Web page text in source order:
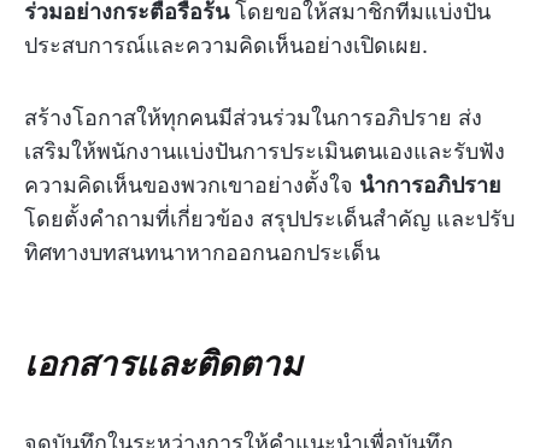
ร่วมอย่างกระตือรือร้นโดยขอให้สมาชิกทีมแบ่งปัน
ประสบการณ์และความคิดเห็นอย่างเปิดเผย.
สร้างโอกาสให้ทุกคนมีส่วนร่วมในการอภิปราย ส่ง
เสริมให้พนักงานแบ่งปันการประเมินตนเองและรับฟัง
ความคิดเห็นของพวกเขาอย่างตั้งใจ นำการอภิปราย
โดยตั้งคำถามที่เกี่ยวข้อง สรุปประเด็นสำคัญ และปรับ
ทิศทางบทสนทนาหากออกนอกประเด็น
เอกสารและติดตาม
จดบันทึกในระหว่างการให้คำแนะนำเพื่อบันทึก